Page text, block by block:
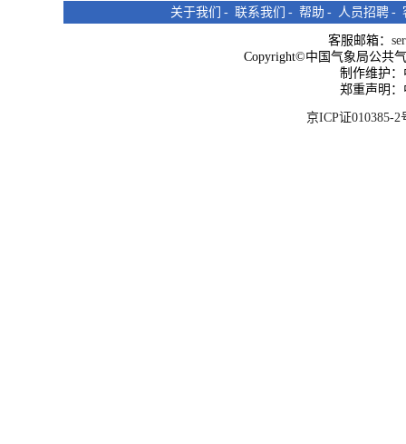
关于我们 - 联系我们 - 帮助 - 人员招聘 -
客服邮箱：
Copyright©中国气象局公共
制作维护
郑重声明
京ICP证010385-2